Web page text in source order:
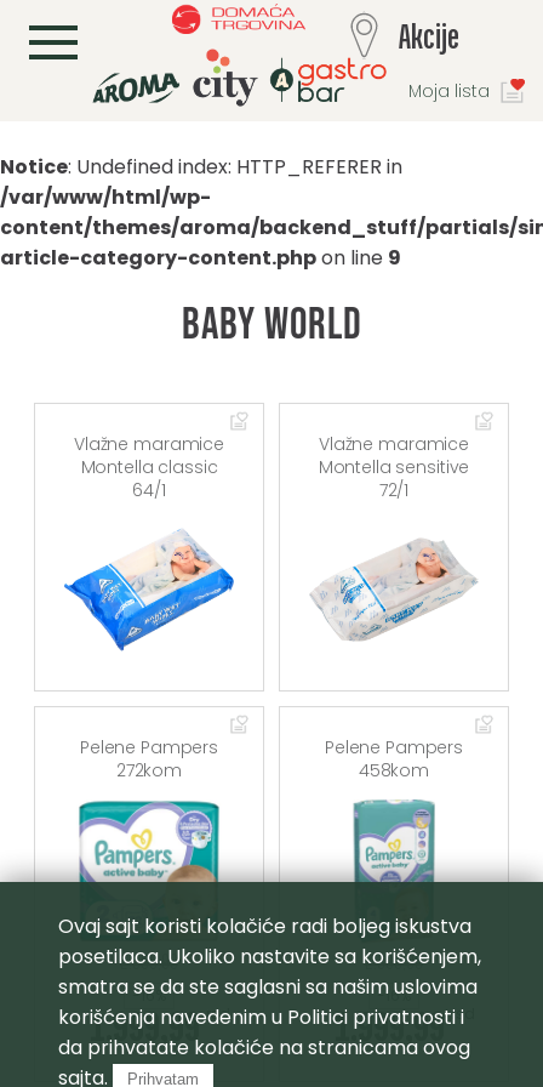
Moja lista
L Akcije
Notice: Undefined index: HTTP_REFERER in
/var/www/html/wp-
content/themes/aroma/backend_stuff/partials/
article-category-content.phpon line 9
Baby world
Vlažne maramice
Montella classic
64/1
Vlažne maramice
Montella sensitive
72/1
Pelene Pampers
272kom
2.399,99
-16%
1.999,99rsd
Pelene Pampers
458kom
2.399,99
-16%
1.999,99rsd
Ovaj sajt koristi kolačiće radi boljeg iskustva
posetilaca. Ukoliko nastavite sa korišćenjem,
smatra se da ste saglasni sa našim uslovima
korišćenja navedenim u Politici privatnostii
da prihvatate kolačiće na stranicama ovog
sajta.
Prihvatam